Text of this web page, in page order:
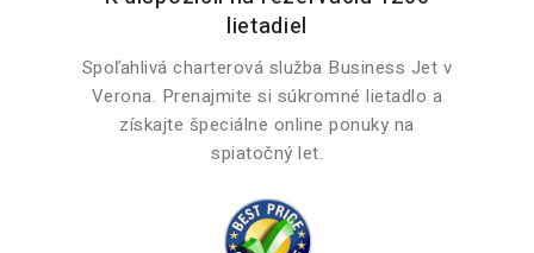
lietadiel
Spoľahlivá charterová služba Business Jet v
Verona. Prenajmite si súkromné lietadlo a
získajte špeciálne online ponuky na
spiatočný let.